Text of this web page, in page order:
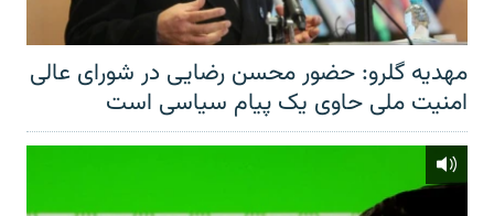
مهدیه گلرو: حضور محسن رضایی در شورای عالی
امنیت ملی حاوی یک پیام سیاسی است